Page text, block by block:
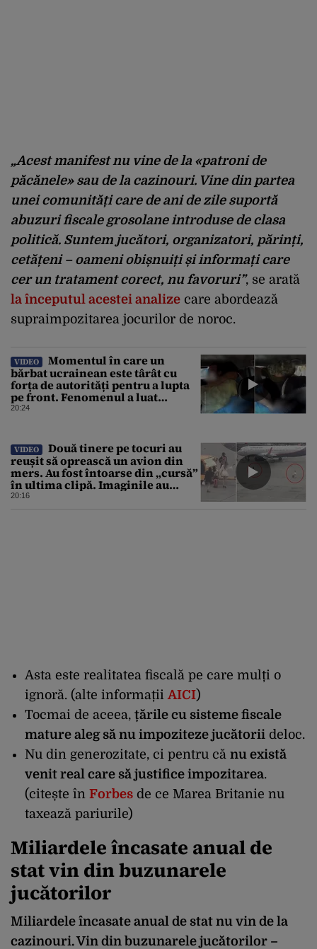
„Acest manifest nu vine de la «patroni de
păcănele» sau de la cazinouri. Vine din partea
unei comunitățicare de ani de zile suportă
abuzuri fiscale grosolane introduse de clasa
politică. Suntem jucători, organizatori, părinți,
cetățeni – oameni obișnuiți și informați care
cer un tratament corect, nu favoruri”, se arată
la începutul acestei analize care abordează
supraimpozitarea jocurilor de noroc.
VIDEO
Momentul în care un
bărbat ucrainean este târât cu
forța de autorități pentru a lupta
pe front. Fenomenul a luat
amploare de la începerea
20:24
VIDEO
Două tinere pe tocuri au
reușit să oprească un avion din
mers. Au fost întoarse din „cursă”
în ultima clipă. Imaginile au
devenit virale
20:16
Asta este realitatea fiscală pe care mulți o
ignoră. (alte informații AICI)
Tocmai de aceea, țările cu sisteme fiscale
mature aleg să nu impoziteze jucătorii deloc.
Nu din generozitate, ci pentru că nu există
venit real care să justifice impozitarea.
(citește în Forbes de ce Marea Britanie nu
taxează pariurile)
Miliardele încasate anual de
stat vin din buzunarele
jucătorilor
Miliardele încasate anual de stat nu vin de la
cazinouri. Vin din buzunarele jucătorilor –